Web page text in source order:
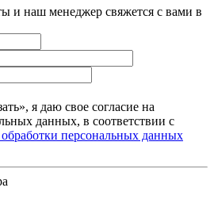
и наш менеджер свяжется с вами в
я даю свое согласие на
данных, в соответствии с
персональных данных